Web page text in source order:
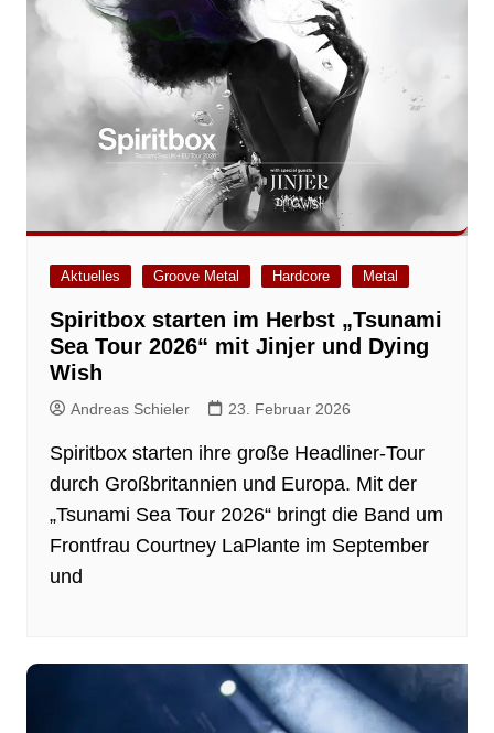
Aktuelles Groove Metal Hardcore Metal
Spiritbox starten im Herbst „Tsunami
Sea Tour 2026“ mit Jinjer und Dying
Wish
Andreas Schieler 23. Februar 2026
Spiritbox starten ihre große Headliner-Tour
durch Großbritannien und Europa. Mit der
„Tsunami Sea Tour 2026“ bringt die Band um
Frontfrau Courtney LaPlante im September
und